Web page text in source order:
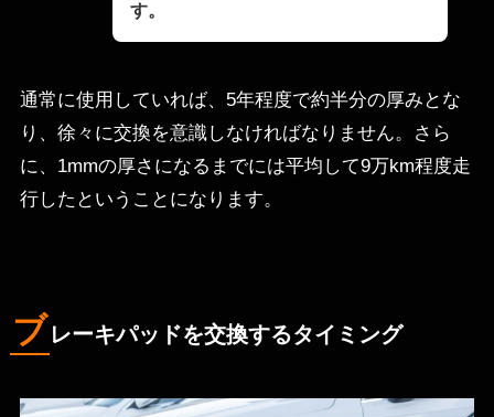
す。
通常に使用していれば、5年程度で約半分の厚みとな
り、徐々に交換を意識しなければなりません。さら
に、1mmの厚さになるまでには平均して9万km程度走
行したということになります。
ブ レーキパッドを交換するタイミング